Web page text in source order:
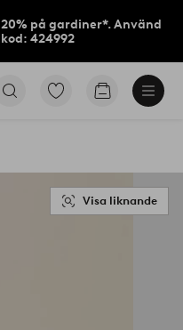
20% på gardiner*. Använd
kod: 424992
Gå
Gå
Visa liknande